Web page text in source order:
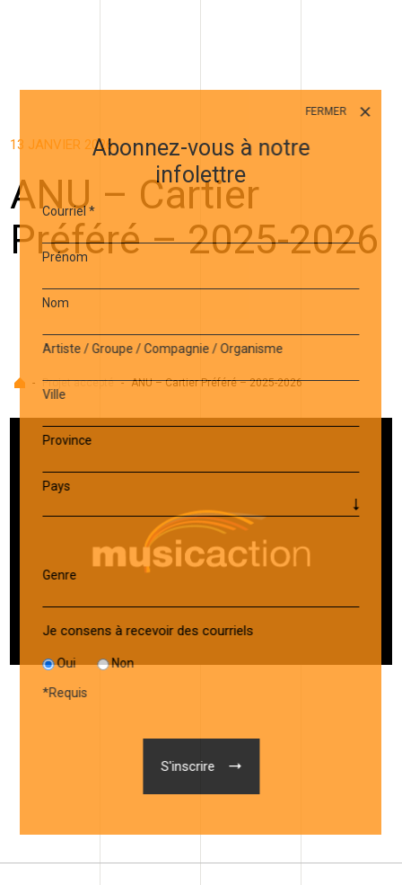
13 JANVIER 2026
ANU – Cartier
Préféré – 2025-2026
Accueil
- Projet accepté - ANU – Cartier Préféré – 2025-2026
FERMER
Abonnez-vous à notre
infolettre
Courriel*
Prénom
Nom
Artiste / Groupe / Compagnie / Organisme
Ville
Province
Pays
Genre
Je consens à recevoir des courriels
Oui Non
*Requis